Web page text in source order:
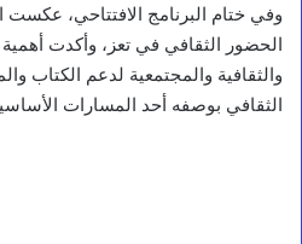
وفي ختام البرنامج الافتتاحي،
الحضور الثقافي في تعز، وأكدت
والثقافية والمجتمعية لدعم الكتاب
الثقافي بوصفه أحد المسارات